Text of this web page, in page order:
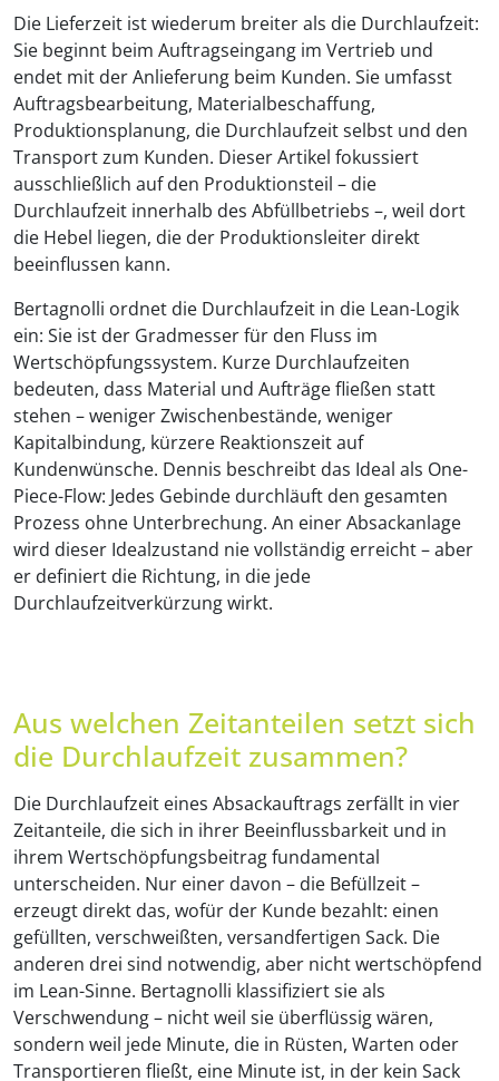
Die Lieferzeit ist wiederum breiter als die Durchlaufzeit:
Sie beginnt beim Auftragseingang im Vertrieb und
endet mit der Anlieferung beim Kunden. Sie umfasst
Auftragsbearbeitung, Materialbeschaffung,
Produktionsplanung, die Durchlaufzeit selbst und den
Transport zum Kunden. Dieser Artikel fokussiert
ausschließlich auf den Produktionsteil – die
Durchlaufzeit innerhalb des Abfüllbetriebs –, weil dort
die Hebel liegen, die der Produktionsleiter direkt
beeinflussen kann.
Bertagnolli ordnet die Durchlaufzeit in die Lean-Logik
ein: Sie ist der Gradmesser für den Fluss im
Wertschöpfungssystem. Kurze Durchlaufzeiten
bedeuten, dass Material und Aufträge fließen statt
stehen – weniger Zwischenbestände, weniger
Kapitalbindung, kürzere Reaktionszeit auf
Kundenwünsche. Dennis beschreibt das Ideal als One-
Piece-Flow: Jedes Gebinde durchläuft den gesamten
Prozess ohne Unterbrechung. An einer Absackanlage
wird dieser Idealzustand nie vollständig erreicht – aber
er definiert die Richtung, in die jede
Durchlaufzeitverkürzung wirkt.
Aus welchen Zeitanteilen setzt sich
die Durchlaufzeit zusammen?
Die Durchlaufzeit eines Absackauftrags zerfällt in vier
Zeitanteile, die sich in ihrer Beeinflussbarkeit und in
ihrem Wertschöpfungsbeitrag fundamental
unterscheiden. Nur einer davon – die Befüllzeit –
erzeugt direkt das, wofür der Kunde bezahlt: einen
gefüllten, verschweißten, versandfertigen Sack. Die
anderen drei sind notwendig, aber nicht wertschöpfend
im Lean-Sinne. Bertagnolli klassifiziert sie als
Verschwendung – nicht weil sie überflüssig wären,
sondern weil jede Minute, die in Rüsten, Warten oder
Transportieren fließt, eine Minute ist, in der kein Sack